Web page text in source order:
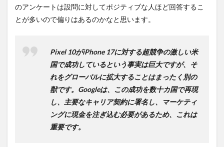
のアンケートは設問に対してポジティブな人ほど回答するこ
とが多いので偏りはあるのかなと思います。
Pixel 10がiPhone 17に対する超競争の激しい米
国で成功しているという事実は巨大ですが、そ
れをグローバルに拡大することはまったく別の
獣です。Googleは、この成功を数十カ国で再現
し、主要なキャリア契約に署名し、マーケティ
ングに現金を注ぎ込む必要があるため、これは
重要です。